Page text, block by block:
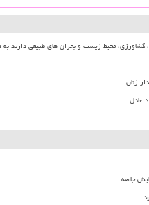
محیط زیست و بحران های طبیعی دارند به
زنان
عادل
جامعه